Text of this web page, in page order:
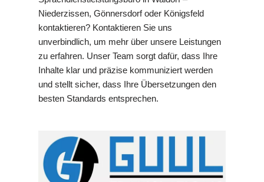
Niederzissen, Gönnersdorf oder Königsfeld
kontaktieren? Kontaktieren Sie uns
unverbindlich, um mehr über unsere Leistungen
zu erfahren. Unser Team sorgt dafür, dass Ihre
Inhalte klar und präzise kommuniziert werden
und stellt sicher, dass Ihre Übersetzungen den
besten Standards entsprechen.